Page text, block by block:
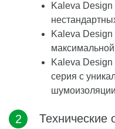
Kaleva
Kaleva
Kaleva
серия с
Технические